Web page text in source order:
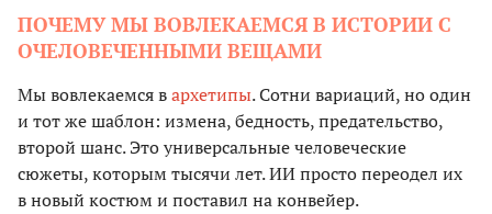
ПОЧЕМУ МЫ ВОВЛЕКАЕМСЯ В ИСТОРИИ С
ОЧЕЛОВЕЧЕННЫМИ ВЕЩАМИ
Мы вовлекаемся вархетипы. Сотни вариаций, но один
и тот же шаблон: измена, бедность, предательство,
второй шанс. Это универсальные человеческие
сюжеты, которым тысячи лет. ИИ просто переодел их
в новый костюм и поставил на конвейер.